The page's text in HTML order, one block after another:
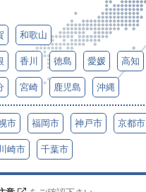
和歌山
香川 徳島 愛媛 高知
宮崎 鹿児島 沖縄
市 福岡市 神戸市 京都市
川崎市 千葉市